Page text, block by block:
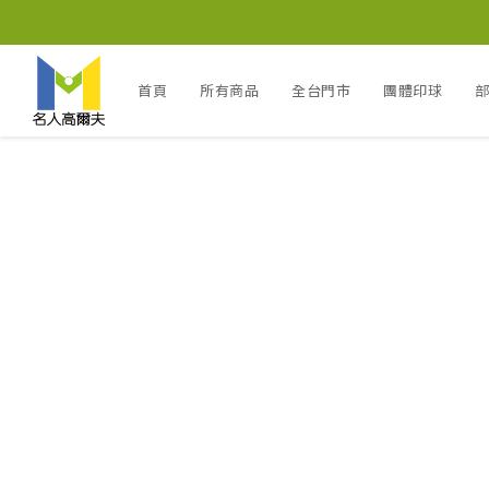
首頁 所有商品 全台門市 團體印球